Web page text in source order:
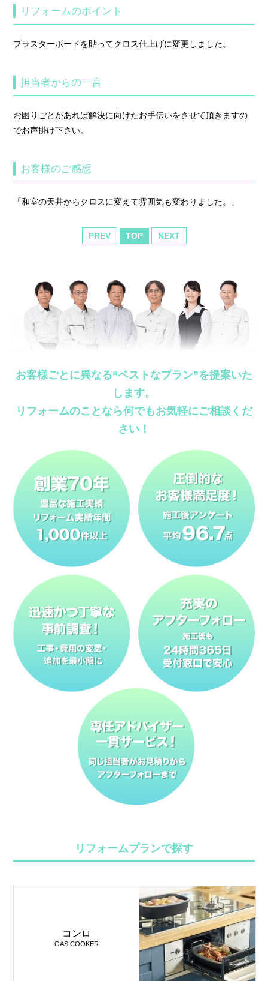
リフォームのポイント
プラスターボードを貼ってクロス仕上げに変更しました。
担当者からの一言
お困りごとがあれば解決に向けたお手伝いをさせて頂きますの
でお声掛け下さい。
お客様のご感想
「和室の天井からクロスに変えて雰囲気も変わりました。」
PREV TOP NEXT
お客様ごとに異なる“ベストなプラン”を提案いた
します。
リフォームのことなら何でもお気軽にご相談くだ
さい！
リフォームプランで探す
コンロ
GAS COOKER